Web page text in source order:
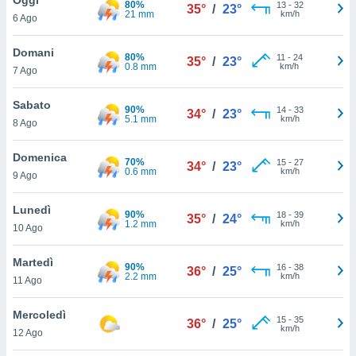
è
al sito
di
ci
di
il
un
la
nella
6 Ago
80%
21 mm
35° / 23° 13- 32
km/h
Domani
7 Ago
80%
0.8 mm
35° / 23° 11 - 24
km/h
Sabato
8 Ago
90%
5.1 mm
34° / 23° 14- 33
km/h
Domenica
9 Ago
70%
0.6 mm
34° / 23° 15- 27
km/h
Lunedì
10 Ago
90%
1.2 mm
35° / 24° 18- 39
km/h
Martedì
11 Ago
90%
2.2 mm
36° / 25° 16- 38
km/h
Mercoledì
12 Ago
36° / 25° 15- 35
km/h